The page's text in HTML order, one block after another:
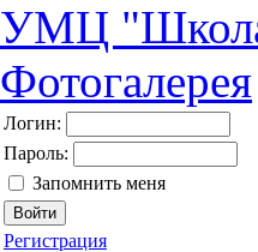
УМЦ
Фотогалерея
Логин:
Пароль:
Запомнить меня
Регистрация